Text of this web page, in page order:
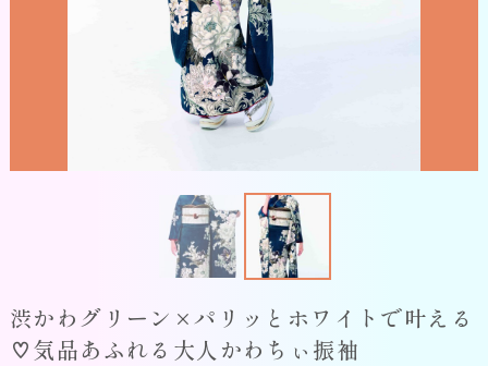
渋かわグリーン×パリッとホワイトで叶える
♡気品あふれる大人かわちぃ振袖